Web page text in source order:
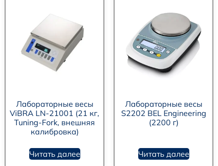
Лабораторные весы
ViBRA LN-21001 (21 кг,
Tuning-Fork, внешняя
калибровка)
Читать далее
Лабораторные весы
S2202 BEL Engineering
(2200 г)
Читать далее